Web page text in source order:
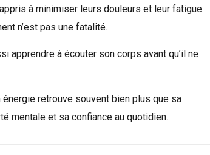
à minimiser leurs douleurs et leur fatigue.
n’est pas une fatalité.
apprendre à écouter son corps avant qu’il ne
énergie retrouve souvent bien plus que sa
mentale et sa confiance au quotidien.